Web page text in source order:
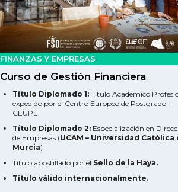
FINANZAS Y EMPRESAS
Curso de Gestión Financiera
Título Diplomado 1: Título Académico
expedido por el Centro Europeo de Postgrado –
CEUPE.
Título Diplomado 2: Especialización en
de Empresas (UCAM – Universidad Católica
Murcia)
Título apostillado por el Sello de la Haya.
Título válido internacionalmente.